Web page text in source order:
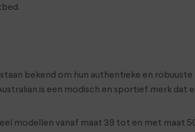
bekend om hun authentieke en robuuste
is een modisch en sportief merk dat
modellen vanaf maat 39 tot en met maat